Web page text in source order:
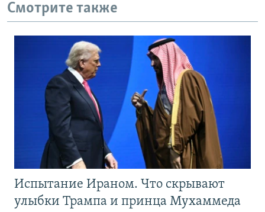
Смотрите также
Испытание Ираном. Что скрывают
улыбки Трампа и принца Мухаммеда